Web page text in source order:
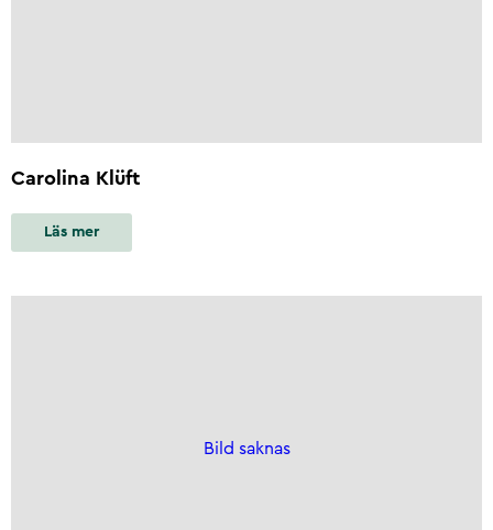
Carolina Klüft
Läs mer
Bild saknas